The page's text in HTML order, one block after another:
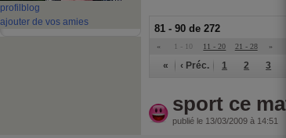
profil blog
ajouter de vos amies
81 - 90 de 272
« 1 - 10 11 - 20 21 - 28 »
« ‹ Préc. 1 2 3
sport ce
publié le 13/03/2009 à 14:51